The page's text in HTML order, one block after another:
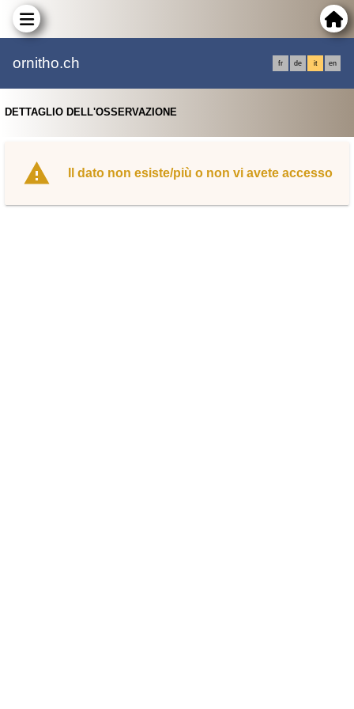
ornitho.ch fr de it en
DETTAGLIO DELL'OSSERVAZIONE
Il dato non esiste/più o non vi avete accesso